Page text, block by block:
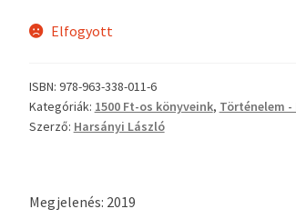
Elfogyott
ISBN: 978-963-338-011-6
Kategóriák: 1500 Ft-os könyveink, Történelem -
Szerző: Harsányi László
Megjelenés: 2019